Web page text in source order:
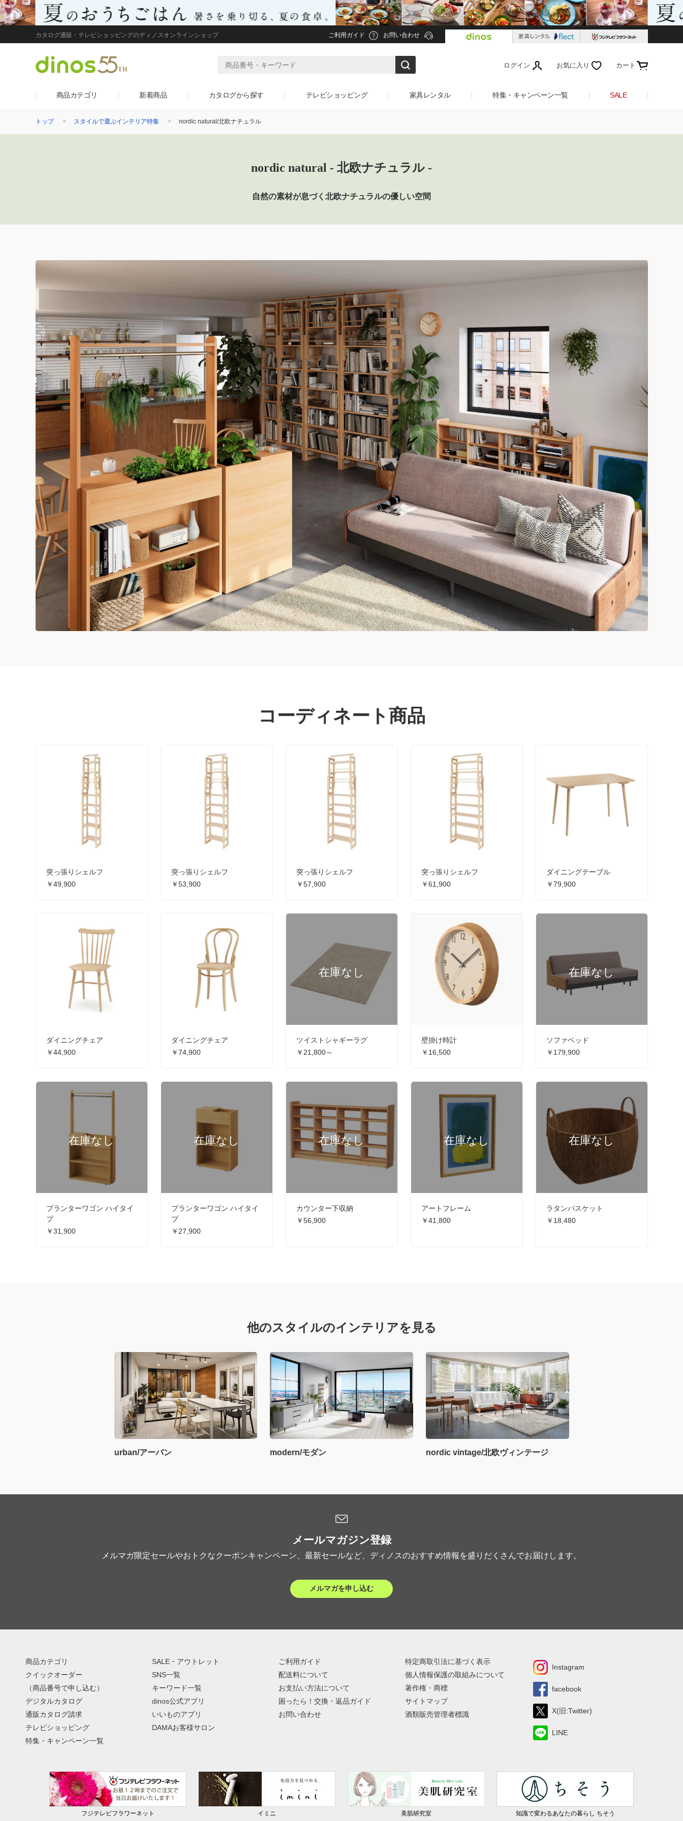
カタログ通販・テレビショッピングのディノスオンラインショップ ご利用ガイド お問い合わせ
ログイン お気に入り カート
商品カテゴリ 新着商品 カタログから探す テレビショッピング 家具レンタル 特集・キャンペーン一覧 SALE
トップ スタイルで選ぶインテリア特集 nordic natural/北欧ナチュラル
nordic natural - 北欧ナチュラル -
自然の素材が息づく 北欧ナチュラルの優しい空間
コーディネート商品
突っ張りシェルフ
￥49,900
突っ張りシェルフ
￥53,900
突っ張りシェルフ
￥57,900
突っ張りシェルフ
￥61,900
ダイニングテーブル
￥79,900
ダイニングチェア
￥44,900
ダイニングチェア
￥74,900
ツイストシャギーラグ
￥21,800～
壁掛け時計
￥16,500
ソファベッド
￥179,900
プランターワゴン ハイタイ
プ
￥31,900
プランターワゴン ハイタイ
プ
￥27,900
カウンター下収納
￥56,900
アートフレーム
￥41,800
ラタンバスケット
￥18,480
他のスタイルのインテリアを見る
urban/アーバン modern/モダン nordic vintage/北欧ヴィンテージ
メールマガジン登録
メルマガ限定セールやおトクなクーポンキャンペーン、最新セールなど、ディノスのおすすめ情報を盛りだくさんでお届けします。
メルマガを申し込む
商品カテゴリ
クイックオーダー
（商品番号で申し込む）
デジタルカタログ
通販カタログ請求
テレビショッピング
特集・キャンペーン一覧
SALE・アウトレット
SNS一覧
キーワード一覧
dinos公式アプリ
いいものアプリ
DAMAお客様サロン
ご利用ガイド
配送料について
お支払い方法について
困ったら！交換・返品ガイド
お問い合わせ
特定商取引法に基づく表示
個人情報保護の取組みについて
著作権・商標
サイトマップ
酒類販売管理者標識
Instagram
facebook
X(旧:Twitter)
LINE
フジテレビフラワーネット イミニ 美肌研究室 知識で変わるあなたの暮らし ちそう